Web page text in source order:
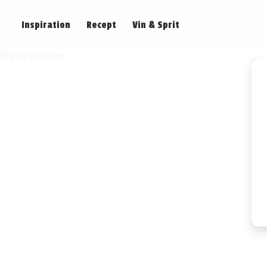
Inspiration Recept Vin & Sprit